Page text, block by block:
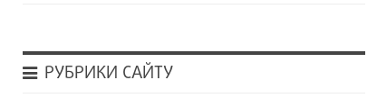
РУБРИКИ САЙТУ